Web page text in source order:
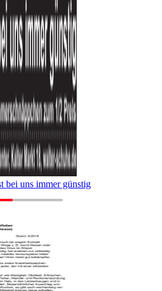
bei uns immer günstig